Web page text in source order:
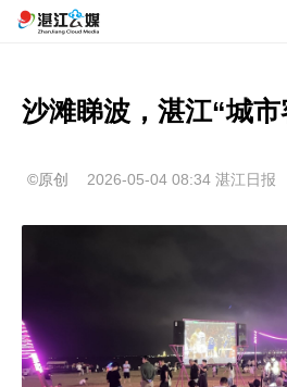
沙滩睇波，湛江“城
©原创 2026-05-04 08:34 湛江日报